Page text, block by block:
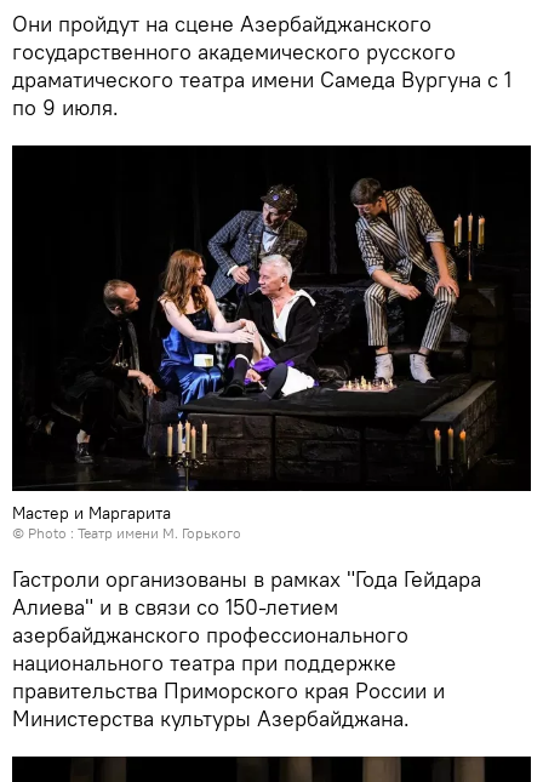
Они пройдут на сцене Азербайджанского
государственного академического русского
драматического театра имени Самеда Вургуна с 1
по 9 июля.
Мастер и Маргарита
© Photo : Театр имени М. Горького
Гастроли организованы в рамках "Года Гейдара
Алиева" и в связи со 150-летием
азербайджанского профессионального
национального театра при поддержке
правительства Приморского края России и
Министерства культуры Азербайджана.